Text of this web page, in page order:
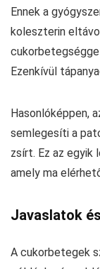
Ennek a
koleszterin
Ezenkívül
Hasonlóképpen,
semlegesíti a
zsírt. Ez az egyik
amely ma
Javaslatok
A cukorbetegek